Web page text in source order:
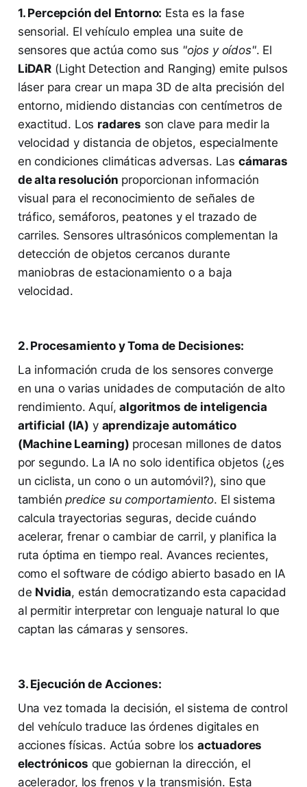
1. Percepción del Entorno: Esta es la fase
sensorial. El vehículo emplea una suite de
sensores que actúa como sus "ojos y oídos". El
LiDAR(Light Detection and Ranging) emite pulsos
láser para crear un mapa 3D de alta precisión del
entorno, midiendo distancias con centímetros de
exactitud. Los radares son clave para medir la
velocidad y distancia de objetos, especialmente
en condiciones climáticas adversas. Las cámaras
de alta resolución proporcionan información
visual para el reconocimiento de señales de
tráfico, semáforos, peatones y el trazado de
carriles. Sensores ultrasónicos complementan la
detección de objetos cercanos durante
maniobras de estacionamiento o a baja
velocidad.
2. Procesamiento y Toma de Decisiones:
La información cruda de los sensores converge
en una o varias unidades de computación de alto
rendimiento. Aquí,algoritmos de inteligencia
artificial (IA) y aprendizaje automático
(Machine Learning) procesan millones de datos
por segundo. La IA no solo identifica objetos (¿es
un ciclista, un cono o un automóvil?), sino que
tambiénpredice su comportamiento. El sistema
calcula trayectorias seguras, decide cuándo
acelerar, frenar o cambiar de carril, y planifica la
ruta óptima en tiempo real. Avances recientes,
como el software de código abierto basado en IA
de Nvidia, están democratizando esta capacidad
al permitir interpretar con lenguaje natural lo que
captan las cámaras y sensores.
3. Ejecución de Acciones:
Una vez tomada la decisión, el sistema de control
del vehículo traduce las órdenes digitales en
acciones físicas. Actúa sobre los actuadores
electrónicos que gobiernan la dirección, el
acelerador, los frenos y la transmisión. Esta